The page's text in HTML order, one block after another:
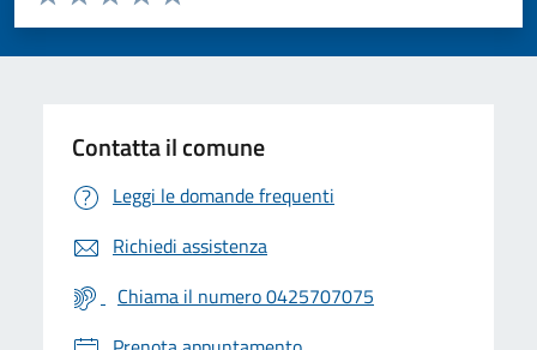
Valuta 5 stelle su 5
Valuta 4 stelle su 5
Valuta 3 stelle su 5
Valuta 2 stelle su 5
Valuta 1 stelle su 5
Contatta il comune
Leggi le domande frequenti
Richiedi assistenza
Chiama il numero 0425707075